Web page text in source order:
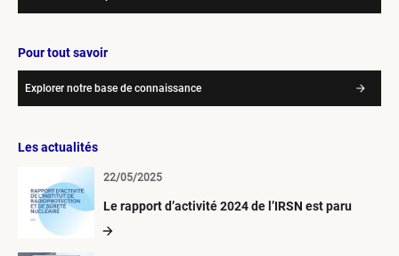
Pour tout savoir
Explorer notre base de connaissance
Les actualités
Le rapport d’activité 2024 de l’IRSN est paru
22/05/2025